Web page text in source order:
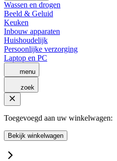
Wassen en drogen
Beeld & Geluid
Keuken
Inbouw apparaten
Huishoudelijk
Persoonlijke verzorging
Laptop en PC
menu
zoek
Toegevoegd aan uw winkelwagen:
Bekijk winkelwagen